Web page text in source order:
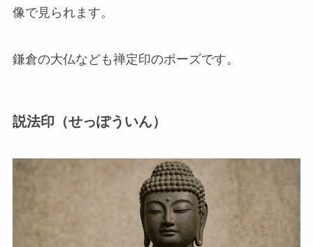
像で見られます。
鎌倉の大仏なども禅定印のポーズです。
説法印（せっぽういん）